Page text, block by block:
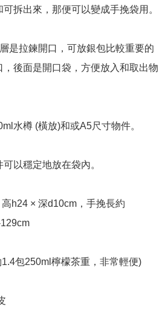
拆出來，那便可以變成手挽袋用。
是拉鍊開口，可放銀包比較重要的
後面是開口袋，方便放入和取出物
水樽 (橫放)和或A5尺寸物件。
以穩定地放在袋內。
h24 × 深d10cm，手挽長約
包250ml檸檬茶重，非常輕便)